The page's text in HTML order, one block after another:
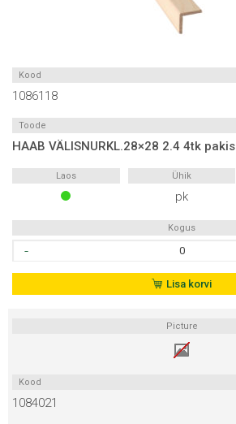
Kood
1086118
Toode
HAAB VÄLISNURKL.28×28 2.4 4tk pakis
Laos Ühik
pk
Kogus
4tk
Lisa korvi
Picture
Kood
1084021